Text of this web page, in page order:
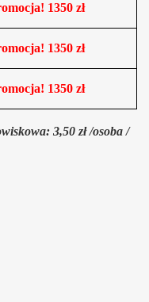
1350 zł
1350 zł
1350 zł
3,50 zł /osoba /